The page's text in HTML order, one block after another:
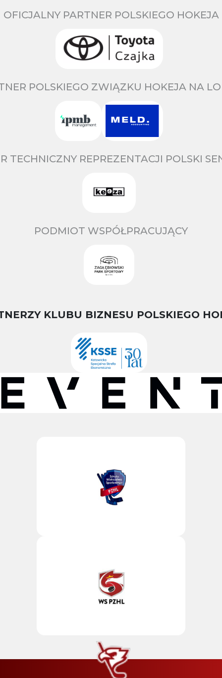
OFICJALNY PARTNER POLSKIEGO HOKEJA
POLSKIEGO ZWIĄZKU HOKEJA NA
TECHNICZNY REPREZENTACJI POLSKI
PODMIOT WSPÓŁPRACUJĄCY
KLUBU BIZNESU POLSKIEGO